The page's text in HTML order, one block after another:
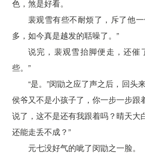
色，煞是好看。
裴观雪有些不耐烦了，斥了他
多，如今真是越发的聒噪了。”
说完，裴观雪抬脚便走，还催
些。”
“是。”闵勖之应了声之后，回头
侯爷又不是小孩子了，你一步一步跟
说了，这不是还有我跟着吗？晴天大
还能走丢不成？”
元七没好气的呲了闵勖之一脸。